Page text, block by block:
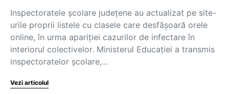
Inspectoratele școlare județene au actualizat pe site-
urile proprii listele cu clasele care desfășoară orele
online, în urma apariției cazurilor de infectare în
interiorul colectivelor. Ministerul Educației a transmis
inspectoratelor școlare,…
Vezi articolul